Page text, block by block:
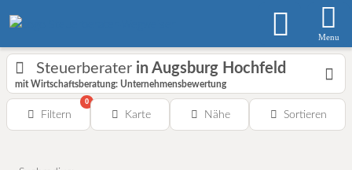
Menu
Steuerberater in Augsburg Hochfeld
mit Wirtschaftsberatung: Unternehmensbewertung
Filtern
0
Karte Nähe Sortieren